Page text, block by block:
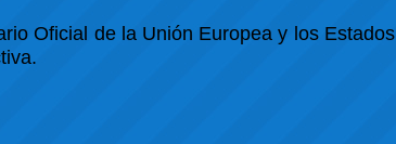
Oficial de la Unión Europea y los Estados